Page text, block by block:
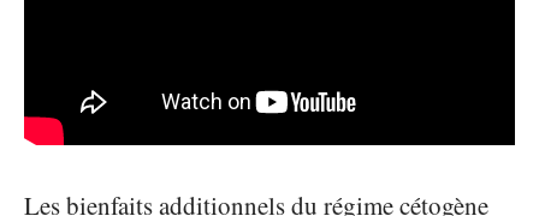
Les bienfaits additionnels du régime cétogène